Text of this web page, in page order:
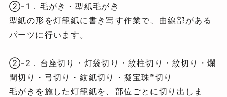
②-1．毛がき・型紙毛がき
型紙の形を灯籠紙に書き写す作業で、曲線部がある
パーツに行います。
②-2．台座切り・灯袋切り・紋柱切り・紋切り・爛
間切り・弓切り・紋紙切り・擬宝珠※切り
毛がきを施した灯籠紙を、部位ごとに切り出しま